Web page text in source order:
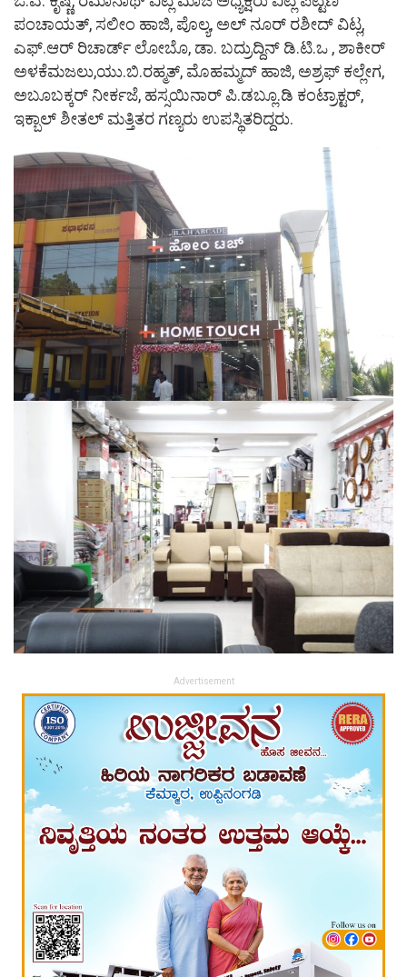
ಪಂಚಾಯತ್, ಸಲೀಂ ಹಾಜಿ, ಪೊಲ್ಯ, ಅಲ್ ನೂರ್ ರಶೀದ್ ವಿಟ್ಲ,
ಎಫ್.ಆರ್ ರಿಚಾರ್ಡ್ ಲೋಬೊ, ಡಾ. ಬದ್ರುದ್ದಿನ್ ಡಿ.ಟಿ.ಒ , ಶಾಕೀರ್
ಅಳಕೆಮಜಲು,ಯು.ಬಿ.ರಹ್ಮತ್, ಮೊಹಮ್ಮದ್ ಹಾಜಿ, ಅಶ್ರಫ್ ಕಲ್ಲೇಗ,
ಅಬೂಬಕ್ಕರ್ ನೀರ್ಕಜೆ, ಹಸ್ಸಯಿನಾರ್ ಪಿ.ಡಬ್ಲೂ.ಡಿ ಕಂಟ್ರಾಕ್ಟರ್,
ಇಕ್ಬಾಲ್ ಶೀತಲ್ ಮತ್ತಿತರ ಗಣ್ಯರು ಉಪಸ್ಥಿತರಿದ್ದರು.
Advertisement